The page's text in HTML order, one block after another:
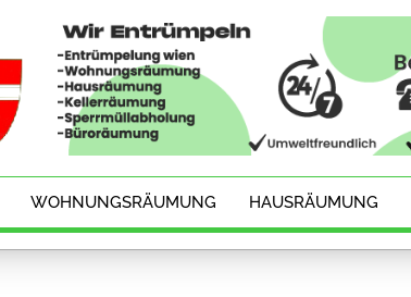
WOHNUNGSRÄUMUNG HAUSRÄUMUNG